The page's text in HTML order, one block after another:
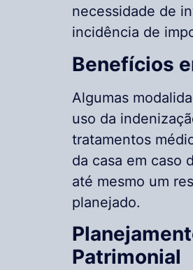
necessidade de
incidência de
Benefícios
Algumas
uso da
tratamentos
da casa em caso
até mesmo um
planejado.
Patrimonial